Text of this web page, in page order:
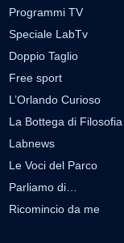
Programmi TV
Speciale LabTv
Doppio Taglio
Free sport
L’Orlando Curioso
La Bottega di Filosofia
Labnews
Le Voci del Parco
Parliamo di…
Ricomincio da me